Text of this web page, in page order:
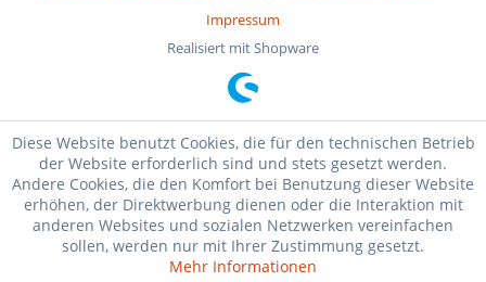
Impressum
Realisiert mit Shopware
Diese Website benutzt Cookies, die für den technischen Betrieb
der Website erforderlich sind und stets gesetzt werden.
Andere Cookies, die den Komfort bei Benutzung dieser Website
erhöhen, der Direktwerbung dienen oder die Interaktion mit
anderen Websites und sozialen Netzwerken vereinfachen
sollen, werden nur mit Ihrer Zustimmung gesetzt.
Mehr Informationen